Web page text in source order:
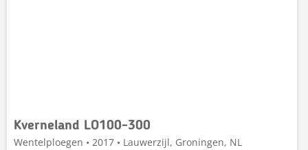
Kverneland LO100-300
Wentelploegen • 2017 • Lauwerzijl, Groningen, NL